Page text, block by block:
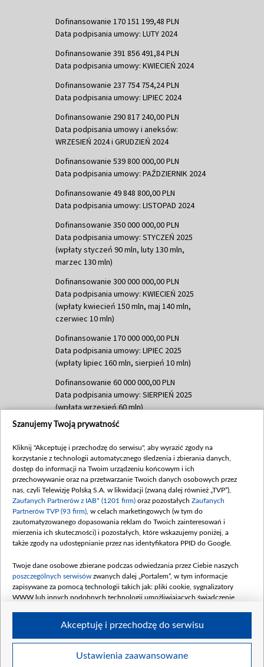
Dofinansowanie 170 151 199,48 PLN
Data podpisania umowy: LUTY 2024
Dofinansowanie 391 856 491,84 PLN
Data podpisania umowy: KWIECIEŃ 2024
Dofinansowanie 237 754 754,24 PLN
Data podpisania umowy: LIPIEC 2024
Dofinansowanie 290 817 240,00 PLN
Data podpisania umowy i aneksów:
WRZESIEŃ 2024 i GRUDZIEŃ 2024
Dofinansowanie 539 800 000,00 PLN
Data podpisania umowy: PAŹDZIERNIK 2024
Dofinansowanie 49 848 800,00 PLN
Data podpisania umowy: LISTOPAD 2024
Dofinansowanie 350 000 000,00 PLN
Data podpisania umowy: STYCZEŃ 2025
(wpłaty styczeń 90 mln, luty 130 mln,
marzec 130 mln)
Dofinansowanie 300 000 000,00 PLN
Data podpisania umowy: KWIECIEŃ 2025
(wpłaty kwiecień 150 mln, maj 140 mln,
czerwiec 10 mln)
Dofinansowanie 170 000 000,00 PLN
Data podpisania umowy: LIPIEC 2025
(wpłaty lipiec 160 mln, sierpień 10 mln)
Dofinansowanie 60 000 000,00 PLN
Data podpisania umowy: SIERPIEŃ 2025
(wpłata wrzesień 60 mln)
Dofinansowanie 635 783 051,21 PLN
(wpłata wrzesień 100 mln, październik 350
mln, listopad 265 mln)
Dofinansowanie 48 862 000,00 PLN
Data podpisania umowy: GRUDZIEŃ 2025
(wpłata grudzień 60,548 mln)
Dofinansowanie 900 000 000,00 PLN
Data podpisania umowy: LUTY 2026 (wpłata
kwiecień 180 mln, 7 maja 180 mln, 8
czerwca 90 mln)
Dofinansowanie 250 000 000,00 PLN
4 sierpnia 250 mln
Szanujemy Twoją prywatność
Kliknij "Akceptuję i przechodzę do serwisu", aby wyrazić zgody na
korzystanie z technologii automatycznego śledzenia i zbierania danych,
dostęp do informacji na Twoim urządzeniu końcowym i ich
przechowywanie oraz na przetwarzanie Twoich danych osobowych przez
nas, czyli Telewizję Polską S.A. w likwidacji (zwaną dalej również „TVP”),
Zaufanych Partnerów z IAB* (1201 firm) oraz pozostałych Zaufanych
Partnerów TVP (93 firm) , w celach marketingowych (w tym do
zautomatyzowanego dopasowania reklam do Twoich zainteresowań i
mierzenia ich skuteczności) i pozostałych, które wskazujemy poniżej, a
także zgody na udostępnianie przez nas identyfikatora PPID do Google.
Twoje dane osobowe zbierane podczas odwiedzania przez Ciebie naszych
poszczególnych serwisów zwanych dalej „Portalem”, w tym informacje
zapisywane za pomocą technologii takich jak: pliki cookie, sygnalizatory
WWW lub innych podobnych technologii umożliwiających świadczenie
Twoje dane osobowe zbierane podczas odwiedzania przez Ciebie
Ustawienia zaawansowane
Akceptuję i przechodzę do serwisu